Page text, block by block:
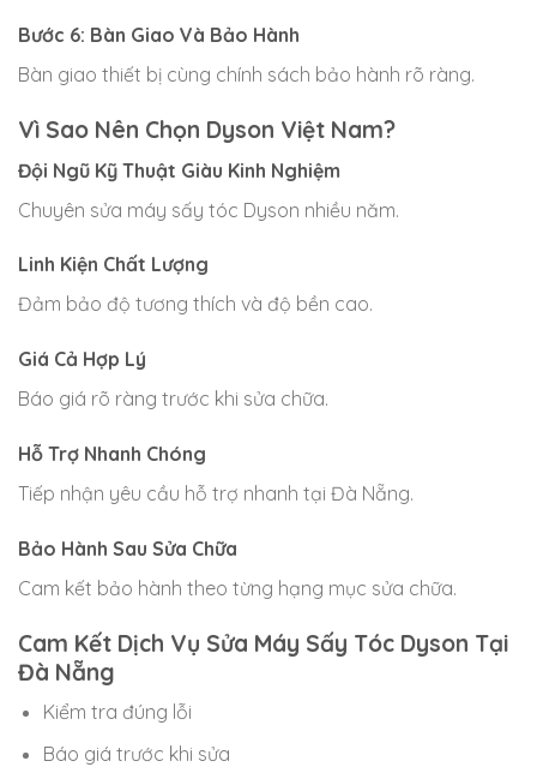
Bước 6: Bàn Giao Và Bảo Hành
Bàn giao thiết bị cùng chính sách bảo hành rõ ràng.
Vì Sao Nên Chọn Dyson Việt Nam?
Đội Ngũ Kỹ Thuật Giàu Kinh Nghiệm
Chuyên sửa máy sấy tóc Dyson nhiều năm.
Linh Kiện Chất Lượng
Đảm bảo độ tương thích và độ bền cao.
Giá Cả Hợp Lý
Báo giá rõ ràng trước khi sửa chữa.
Hỗ Trợ Nhanh Chóng
Tiếp nhận yêu cầu hỗ trợ nhanh tại Đà Nẵng.
Bảo Hành Sau Sửa Chữa
Cam kết bảo hành theo từng hạng mục sửa chữa.
Cam Kết Dịch Vụ Sửa Máy Sấy Tóc Dyson Tại
Đà Nẵng
Kiểm tra đúng lỗi
Báo giá trước khi sửa